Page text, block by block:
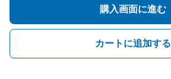
購入画面に進む
カートに追加する